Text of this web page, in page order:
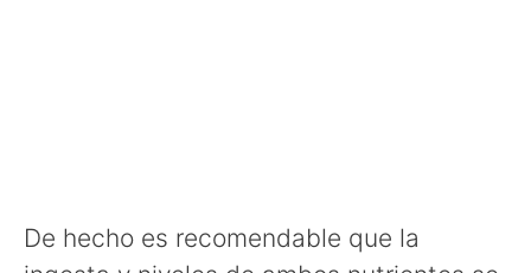
De hecho es recomendable que la